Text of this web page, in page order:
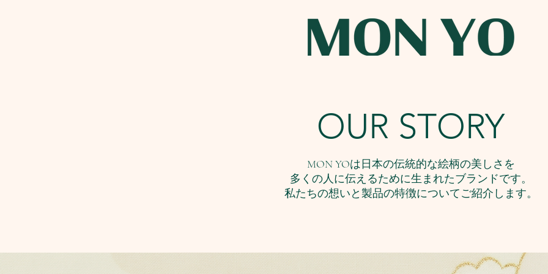
OUR STORY
MON YOは日本の伝統的な絵柄の美しさを
多くの人に伝えるために生まれたブランドです。
私たちの想いと製品の特徴についてご紹介します。